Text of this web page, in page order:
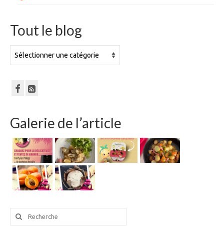
Tout le blog
Tout
le
Galerie de l’article
Rechercher